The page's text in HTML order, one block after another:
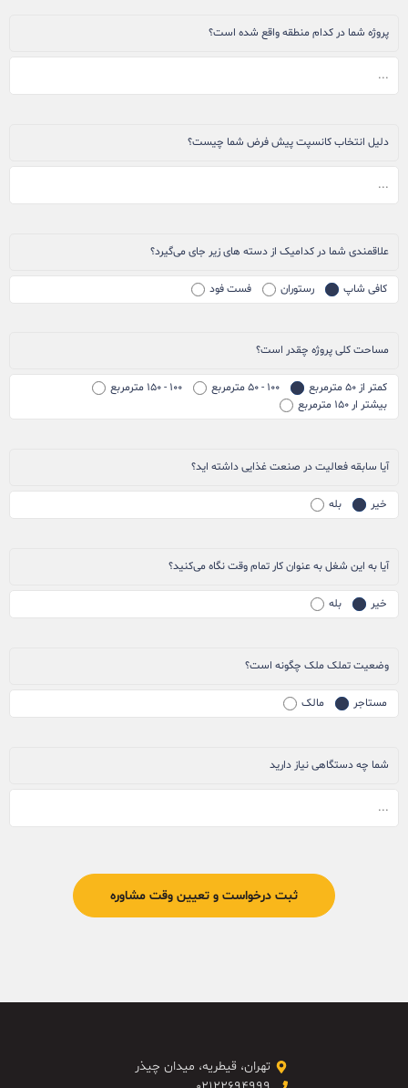
پروژه شما در کدام منطقه واقع شده است؟
دلیل انتخاب کانسپت پیش فرض شما چیست؟
علاقمندی شما در کدامیک از دسته های زیر جای می‌گیرد؟
کافی شاپ رستوران فست فود
مساحت کلی پروژه چقدر است؟
کمتر از ۵۰ مترمربع ۱۰۰ - ۵۰ مترمربع
۱۰۰ - ۱۵۰ مترمربع
بیشتر ار ۱۵۰ مترمربع
آیا سابقه فعالیت در صنعت غذایی داشته اید؟
خیر بله
آیا به این شغل به عنوان کار تمام وقت نگاه می‌کنید؟
خیر بله
وضعیت تملک ملک چگونه است؟
مستاجر مالک
شما چه دستگاهی نیاز دارید
تهران، قیطریه، میدان چیذر